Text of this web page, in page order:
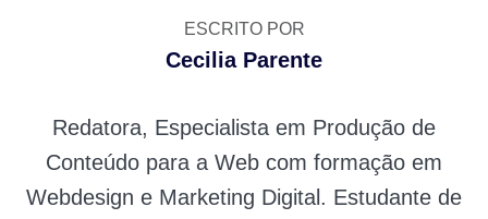
ESCRITO POR
Cecilia Parente
Redatora, Especialista em Produção de
Conteúdo para a Web com formação em
Webdesign e Marketing Digital. Estudante de